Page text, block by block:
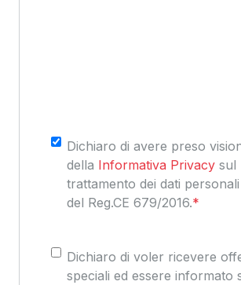
Consenso*
Dichiaro di avere preso
della Informativa Privacy sul
trattamento dei dati personali
del Reg.CE 679/2016.*
Consenso
Dichiaro di voler ricevere
speciali ed essere informato